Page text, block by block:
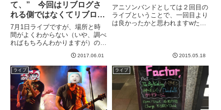
て、” 今回はリブログさ
れる側ではなくてリブログ
した！
7月1日ライブですが、場所と時
間がよくわからない（いや、調べ
ればもちろんわかりますが）の
グ！マーラさんはいつも私の書い
た記事をリブログするというエコ
な行動を取っていたので羨ましか
ったのですw-----
2017.06.01
アニソンバンドとしては２回目の
ライブということで、一回目より
は良かったかと思われますwた
撃を受け、つくづく「上手いのっ
です...
2015.05.18
ライブ ライブ